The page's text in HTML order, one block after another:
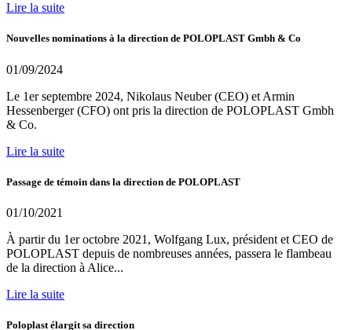
Lire la suite
Nouvelles nominations à la direction de POLOPLAST Gmbh & Co
01/09/2024
Le 1er septembre 2024, Nikolaus Neuber (CEO) et Armin
Hessenberger (CFO) ont pris la direction de POLOPLAST Gmbh
& Co.
Lire la suite
Passage de témoin dans la direction de POLOPLAST
01/10/2021
À partir du 1er octobre 2021, Wolfgang Lux, président et CEO de
POLOPLAST depuis de nombreuses années, passera le flambeau
de la direction à Alice...
Lire la suite
Poloplast élargit sa direction